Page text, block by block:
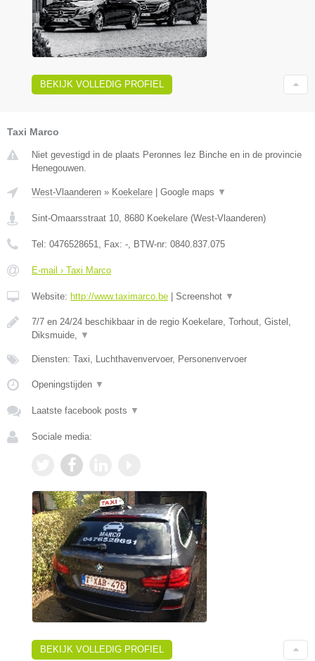
BEKIJK VOLLEDIG PROFIEL
Taxi Marco
Niet gevestigd in de plaats Peronnes lez Binche en in de provincie
Henegouwen.
West-Vlaanderen » Koekelare Google maps ▼
Sint-Omaarsstraat 10, 8680 Koekelare (West-Vlaanderen)
Tel: 0476528651, Fax: -, BTW-nr: 0840.837.075
E-mail › Taxi Marco
Website: http://www.taximarco.be Screenshot ▼
7/7 en 24/24 beschikbaar in de regio Koekelare, Torhout, Gistel,
Diksmuide, ▼
Diensten: Taxi, Luchthavenvervoer, Personenvervoer
Openingstijden ▼
Laatste facebook posts ▼
Sociale media:
BEKIJK VOLLEDIG PROFIEL